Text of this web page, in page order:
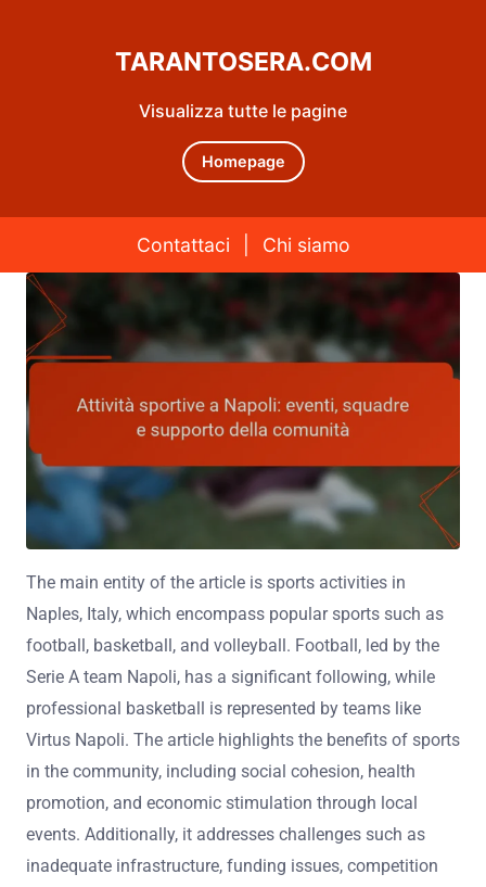
Visualizza tutte le pagine
TARANTOSERA.COM
Homepage
Contattaci Chi siamo
Skip to content
The main entity of the article is sports activities in
Naples, Italy, which encompass popular sports such as
football, basketball, and volleyball. Football, led by the
Serie A team Napoli, has a significant following, while
professional basketball is represented by teams like
Virtus Napoli. The article highlights the benefits of sports
in the community, including social cohesion, health
promotion, and economic stimulation through local
events. Additionally, it addresses challenges such as
inadequate infrastructure, funding issues, competition